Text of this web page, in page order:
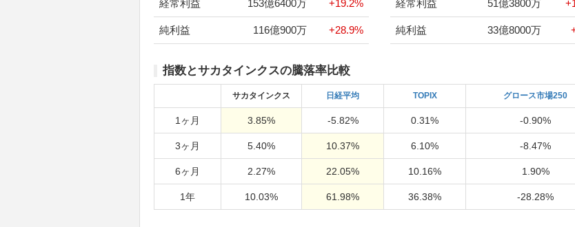
経常利益 153億6400万 +19.2%
純利益 116億900万 +28.9%
経常利益 51億3800万
純利益 33億8000万
指数とサカタインクスの騰落率比較
サカタインクス 日経平均 TOPIX グロース市場250
1ヶ月 3.85% -5.82% 0.31% -0.90%
3ヶ月 5.40% 10.37% 6.10% -8.47%
6ヶ月 2.27% 22.05% 10.16% 1.90%
1年 10.03% 61.98% 36.38% -28.28%